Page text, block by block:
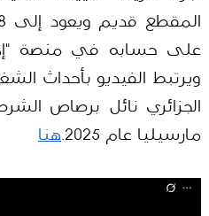
المقطع قديم ويعود إلى 28 يونيو/حزيران 2023. نشره الصحفي الفرنسي "
مارسيليا عام 2025.
هنا